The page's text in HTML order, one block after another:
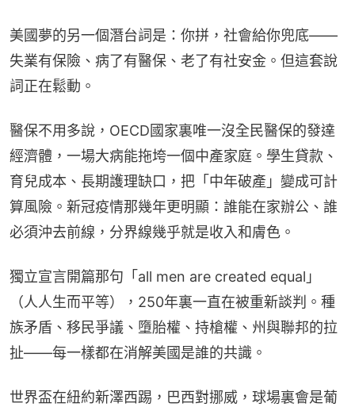
美國夢的另一個潛台詞是：你拼，社會給你兜底——
失業有保險、病了有醫保、老了有社安金。但這套說
詞正在鬆動。
醫保不用多說，OECD國家裏唯一沒全民醫保的發達
經濟體，一場大病能拖垮一個中產家庭。學生貸款、
育兒成本、長期護理缺口，把「中年破產」變成可計
算風險。新冠疫情那幾年更明顯：誰能在家辦公、誰
必須沖去前線，分界線幾乎就是收入和膚色。
獨立宣言開篇那句「all men are created equal」
（人人生而平等），250年裏一直在被重新談判。種
族矛盾、移民爭議、墮胎權、持槍權、州與聯邦的拉
扯——每一樣都在消解美國是誰的共識。
世界盃在紐約新澤西踢，巴西對挪威，球場裏會是葡